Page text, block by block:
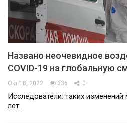
Названо неочевидное
COVID-19 на глобальную
Окт 18, 2022 336 0
Исследователи: таких
лет…